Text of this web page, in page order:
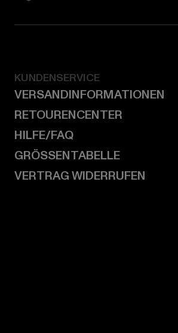
KUNDENSERVICE
VERSANDINFORMATIONEN
RETOURENCENTER
HILFE/FAQ
GRÖSSENTABELLE
VERTRAG WIDERRUFEN